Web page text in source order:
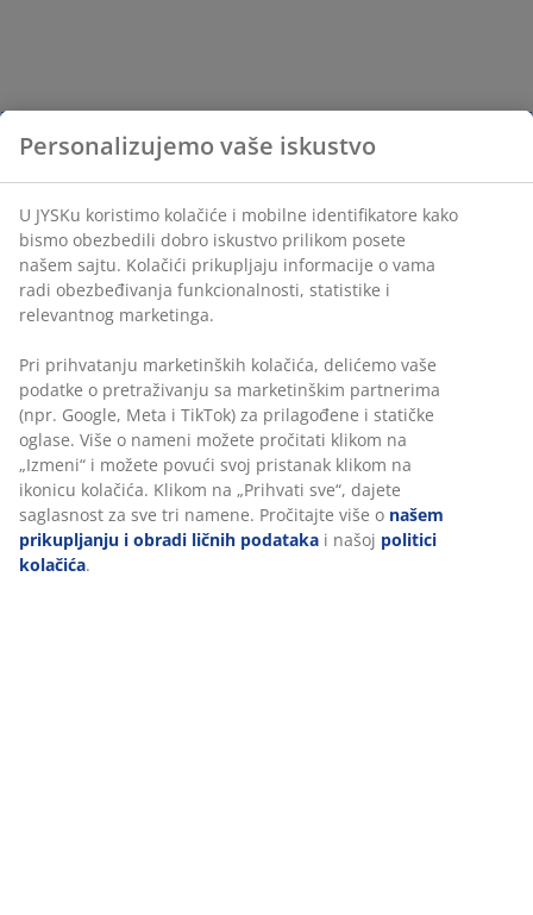
Personalizujemo vaše iskustvo
U JYSKu koristimo kolačiće i mobilne identifikatore kako
bismo obezbedili dobro iskustvo prilikom posete
našem sajtu. Kolačići prikupljaju informacije o vama
radi obezbeđivanja funkcionalnosti, statistike i
relevantnog marketinga.
Pri prihvatanju marketinških kolačića, delićemo vaše
podatke o pretraživanju sa marketinškim partnerima
(npr. Google, Meta i TikTok) za prilagođene i statičke
oglase. Više o nameni možete pročitati klikom na
„Izmeni“ i možete povući svoj pristanak klikom na
ikonicu kolačića. Klikom na „Prihvati sve“, dajete
saglasnost za sve tri namene. Pročitajte više o našem
prikupljanju i obradi ličnih podataka i našoj politici
kolačića.